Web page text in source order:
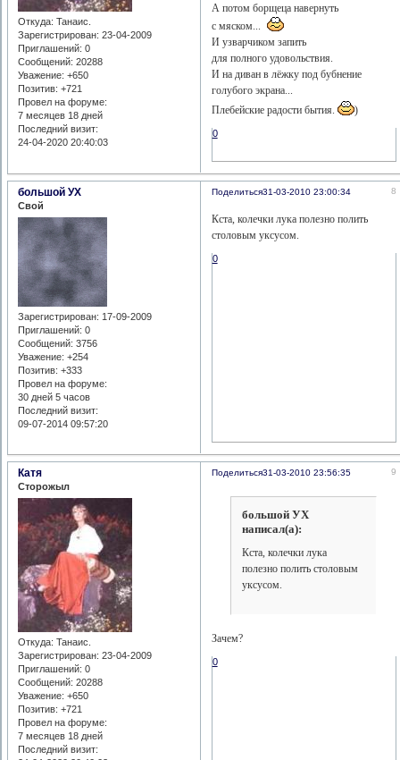
Откуда: Танаис.
Зарегистрирован: 23-04-2009
Приглашений: 0
Сообщений: 20288
Уважение: +650
Позитив: +721
Провел на форуме:
7 месяцев 18 дней
Последний визит:
24-04-2020 20:40:03
А потом борщеца навернуть
с мяском...
И узварчиком запить
для полного удовольствия.
И на диван в лёжку под бубнение
голубого экрана...
Плебейские радости бытия.
)
0
Поделиться 8
31-03-2010 23:00:34
большой УХ
Свой
Зарегистрирован: 17-09-2009
Приглашений: 0
Сообщений: 3756
Уважение: +254
Позитив: +333
Провел на форуме:
30 дней 5 часов
Последний визит:
09-07-2014 09:57:20
Кста, колечки лука полезно полить
столовым уксусом.
0
Поделиться 9
31-03-2010 23:56:35
Катя
Сторожыл
Откуда: Танаис.
Зарегистрирован: 23-04-2009
Приглашений: 0
Сообщений: 20288
Уважение: +650
Позитив: +721
Провел на форуме:
7 месяцев 18 дней
Последний визит:
большой УХ
написал(а):
Кста, колечки лука
полезно полить столовым
уксусом.
Зачем?
0